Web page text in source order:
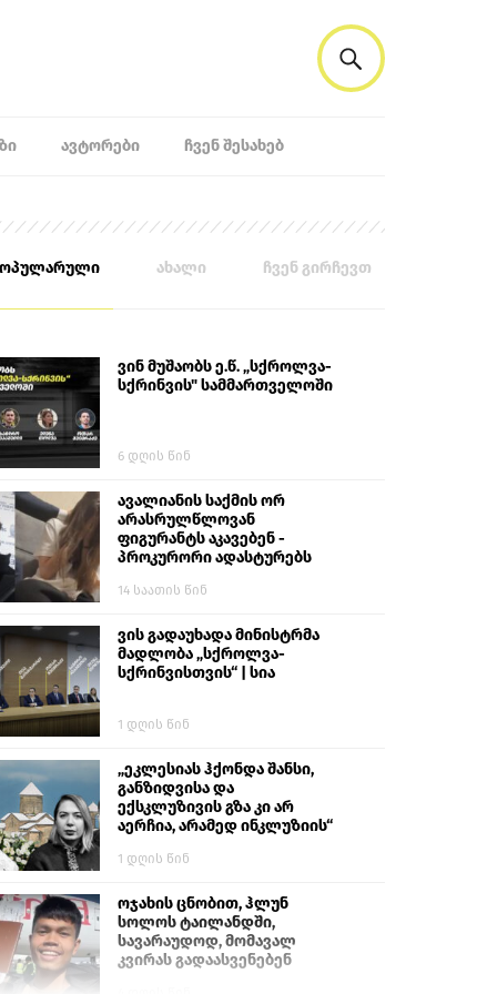
ᲐᲕᲢᲝᲠᲔᲑᲘ ᲩᲕᲔᲜ ᲨᲔᲡᲐᲮᲔᲑ
ახალი ჩვენ გირჩევთ
ვინ მუშაობს ე.წ. „სქროლვა-
სქრინვის" სამმართველოში
6 დღის წინ
ავალიანის საქმის ორ
არასრულწლოვან
ფიგურანტს აკავებენ -
პროკურორი ადასტურებს
14 საათის წინ
ვის გადაუხადა მინისტრმა
მადლობა „სქროლვა-
სქრინვისთვის“ | სია
1 დღის წინ
„ეკლესიას ჰქონდა შანსი,
განზიდვისა და
ექსკლუზივის გზა კი არ
აერჩია, არამედ ინკლუზიის“
1 დღის წინ
ოჯახის ცნობით, ჰლუნ
სოლოს ტაილანდში,
სავარაუდოდ, მომავალ
კვირას გადაასვენებენ